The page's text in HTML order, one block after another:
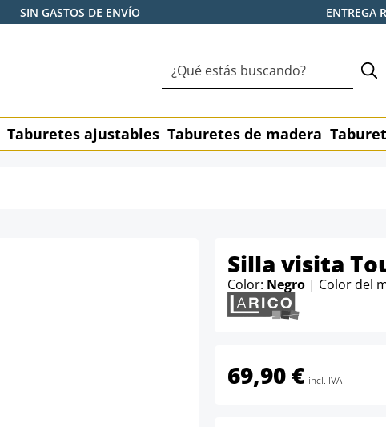
SIN GASTOS DE ENVÍO ENTREGA
Taburetes ajustables Taburetes de madera
Silla visita
Color: Negro | Color del
69,90 € incl. IVA